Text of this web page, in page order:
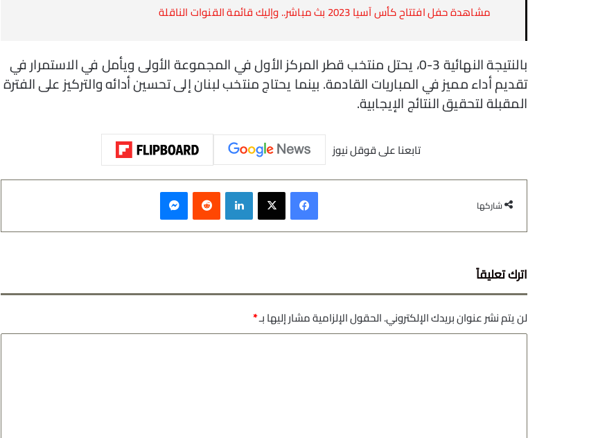
مشاهدة حفل افتتاح كأس آسيا 2023 بث مباشر.. وإليك قائمة القنوات الناقلة
بالنتيجة النهائية 3-0، يحتل منتخب قطر المركز الأول في المجموعة الأولى ويأمل في الاستمرار في
تقديم أداء مميز في المباريات القادمة. بينما يحتاج منتخب لبنان إلى تحسين أدائه والتركيز على الفترة
المقبلة لتحقيق النتائج الإيجابية.
تابعنا على قوقل نيوز
شاركها
فيسبوك ‫X لينكدإن
اترك تعليقاً
لن يتم نشر عنوان بريدك الإلكتروني.الحقول الإلزامية مشار إليها بـ*